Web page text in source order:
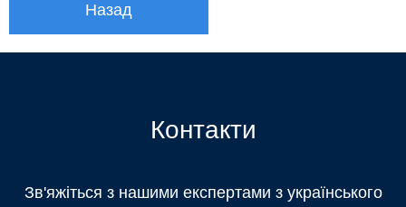
Назад
Контакти
Зв'яжіться з нашими експертами з українського